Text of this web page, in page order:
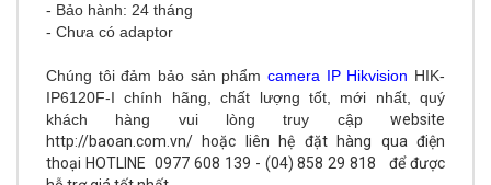
- Bảo hành: 24 tháng
- Chưa có adaptor
Chúng tôi đảm bảo sản phẩm camera IP Hikvision HIK-
IP6120F-I chính hãng , chất lượng tốt, mới nhất, quý
khách hàng vui lòng truy cập website
http://baoan.com.vn/ hoặc liên hệ đặt hàng qua điện
thoại HOTLINE 0977 608 139 - (04) 858 29 818 để được